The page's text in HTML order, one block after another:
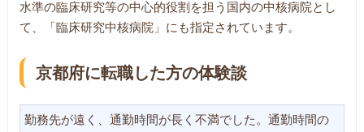
水準の臨床研究等の中心的役割を担う国内の中核病院とし
て、「臨床研究中核病院」にも指定されています。
京都府に転職した方の体験談
勤務先が遠く、通勤時間が長く不満でした。通勤時間の